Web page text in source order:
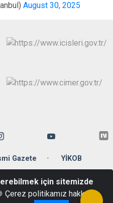
August 30, 2025
Gazete YİKOB
Fatih/İstanbul
: +90 212 512 20 86
için sitemizde
Çerez politikamız hakkında